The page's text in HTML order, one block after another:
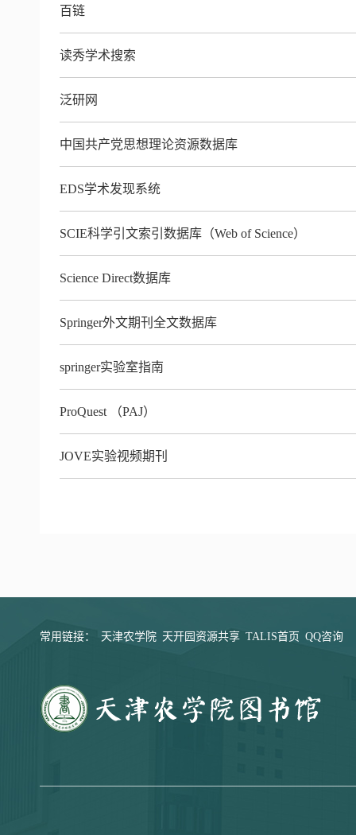
百链
读秀学术搜索
泛研网
中国共产党思想理论资源数据库
EDS学术发现系统
SCIE科学引文索引数据库（Web of Science）
Science Direct数据库
Springer外文期刊全文数据库
springer实验室指南
ProQuest （PAJ）
JOVE实验视频期刊
常用链接： 天津农学院 天开园资源共享 TALIS首页 QQ咨询